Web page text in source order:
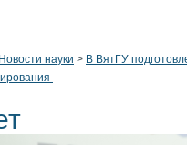
Новости науки > В ВятГУ